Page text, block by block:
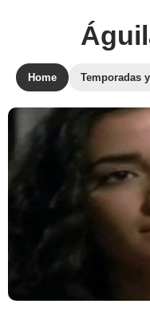
Home Temporadas